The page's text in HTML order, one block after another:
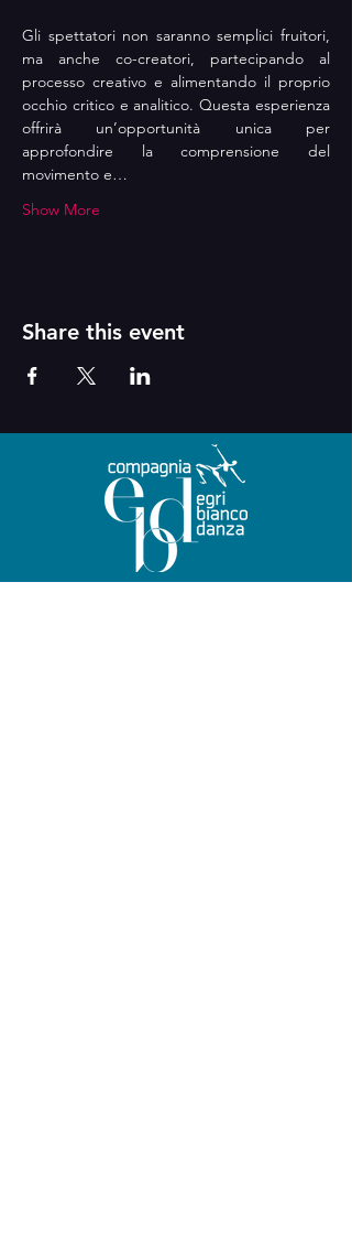
Gli spettatori non saranno semplici fruitori,
ma anche co-creatori, partecipando al
processo creativo e alimentando il proprio
occhio critico e analitico. Questa esperienza
offrirà un’opportunità unica per
approfondire la comprensione del
movimento e…
Show More
Share this event